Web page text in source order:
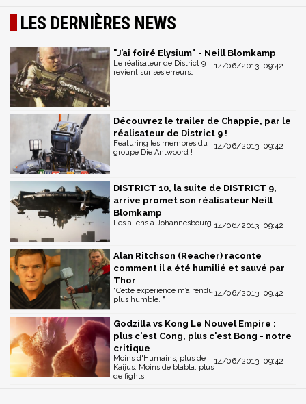
LES DERNIÈRES NEWS
"J’ai foiré Elysium" - Neill Blomkamp
14/06/2013, 09:42
Le réalisateur de District 9
revient sur ses erreurs…
Découvrez le trailer de Chappie, par le
réalisateur de District 9 !
14/06/2013, 09:42
Featuring les membres du
groupe Die Antwoord !
DISTRICT 10, la suite de DISTRICT 9,
arrive promet son réalisateur Neill
Blomkamp
14/06/2013, 09:42
Les aliens à Johannesbourg
Alan Ritchson (Reacher) raconte
comment il a été humilié et sauvé par
Thor
14/06/2013, 09:42
"Cette expérience m’a rendu
plus humble. "
Godzilla vs Kong Le Nouvel Empire :
plus c'est Cong, plus c'est Bong - notre
critique
14/06/2013, 09:42
Moins d'Humains, plus de
Kaijus. Moins de blabla, plus
de fights.